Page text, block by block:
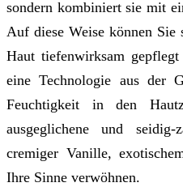
sondern kombiniert sie mit
Auf diese Weise können Sie
Haut tiefenwirksam
eine Technologie aus der
Feuchtigkeit in den
ausgeglichene und
cremiger Vanille,
Ihre Sinne verwöhnen.